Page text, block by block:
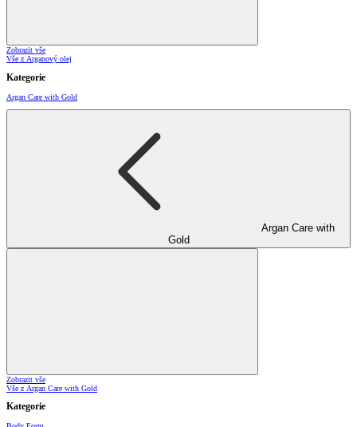
Zobrazit vše
Vše z Arganový olej
Kategorie
Argan Care with Gold
Argan Care with
Gold
Zobrazit vše
Vše z Argan Care with Gold
Kategorie